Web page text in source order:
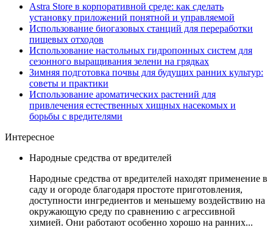
Astra Store в корпоративной среде: как сделать
установку приложений понятной и управляемой
Использование биогазовых станций для переработки
пищевых отходов
Использование настольных гидропонных систем для
сезонного выращивания зелени на грядках
Зимняя подготовка почвы для будущих ранних культур:
советы и практики
Использование ароматических растений для
привлечения естественных хищных насекомых и
борьбы с вредителями
Интересное
Народные средства от вредителей
Народные средства от вредителей находят применение в
саду и огороде благодаря простоте приготовления,
доступности ингредиентов и меньшему воздействию на
окружающую среду по сравнению с агрессивной
химией. Они работают особенно хорошо на ранних...